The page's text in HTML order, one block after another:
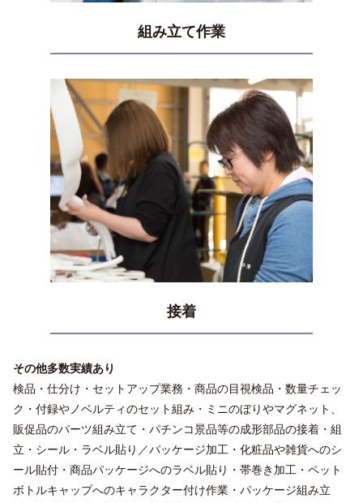
組み立て作業
接着
その他多数実績あり
検品・仕分け・セットアップ業務・商品の目視検品・数量チェッ
ク・付録やノベルティのセット組み・ミニのぼりやマグネット、
販促品のパーツ組み立て・パチンコ景品等の成形部品の接着・組
立・シール・ラベル貼り／パッケージ加工・化粧品や雑貨へのシ
ール貼付・商品パッケージへのラベル貼り・帯巻き加工・ペット
ボトルキャップへのキャラクター付け作業・パッケージ組み立